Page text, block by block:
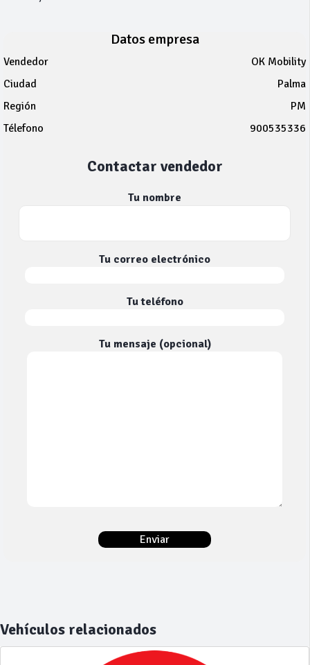
Datos empresa
Vendedor
OK Mobility
Ciudad
Palma
Región
PM
Télefono
900535336
Contactar vendedor
Tu nombre
Tu correo electrónico
Tu teléfono
Tu mensaje (opcional)
Vehículos relacionados